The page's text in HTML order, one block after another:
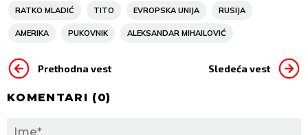
RATKO MLADIĆ TITO EVROPSKA UNIJA RUSIJA
AMERIKA PUKOVNIK ALEKSANDAR MIHAILOVIĆ
Prethodna vest Sledeća vest
KOMENTARI (0)